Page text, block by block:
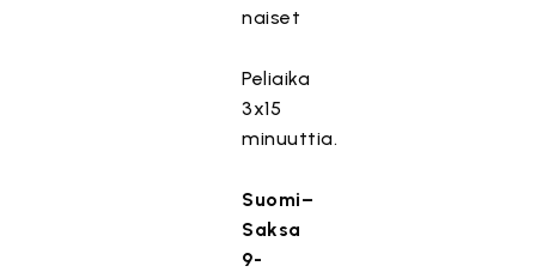
naiset
Peliaika
3x15
minuuttia.
Suomi–
Saksa
9-